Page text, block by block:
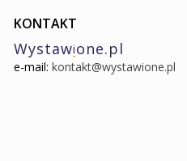
KONTAKT
Wystawione.pl
e-mail: kontakt@wystawione.pl